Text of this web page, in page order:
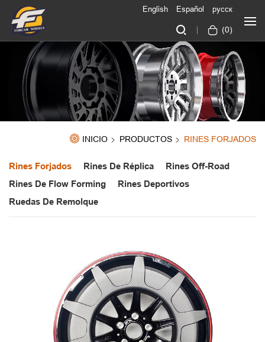
(0)
English Español русск
INICIO PRODUCTOS RINES FORJADOS
Rines Forjados Rines De Réplica
Rines Off-Road
Rines De Flow Forming
Rines Deportivos
Ruedas De Remolque